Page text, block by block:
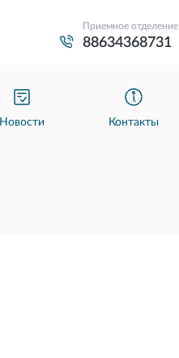
Новости Контакты
Приемное отделение
88634368731